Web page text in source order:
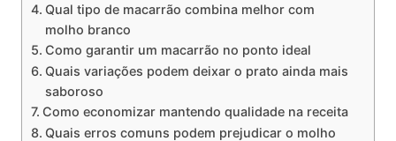
Qual tipo de macarrão combina melhor com
molho branco
Como garantir um macarrão no ponto ideal
Quais variações podem deixar o prato ainda mais
saboroso
Como economizar mantendo qualidade na receita
Quais erros comuns podem prejudicar o molho